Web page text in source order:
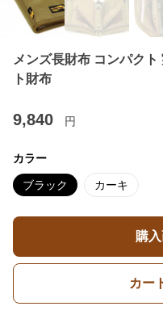
メンズ長財布 コンパク
ト財布
9,840 円
カラー
ブラック カーキ
購
カー